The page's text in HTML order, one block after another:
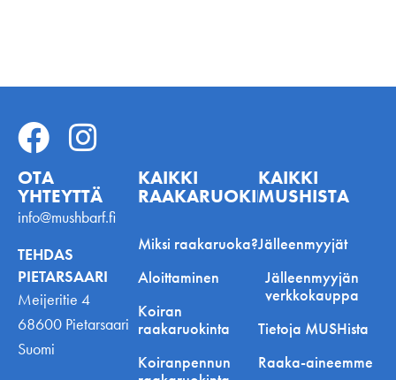
OTA
YHTEYTTÄ
info@mushbarf.fi
TEHDAS
PIETARSAARI
Meijeritie 4
68600 Pietarsaari
Suomi
KAIKKI
RAAKARUOKINNASTA
Miksi raakaruoka?
Aloittaminen
Koiran
raakaruokinta
Koiranpennun
KAIKKI
MUSHISTA
Jälleenmyyjät
Jälleenmyyjän
verkkokauppa
Tietoja MUSHista
Raaka-aineemme